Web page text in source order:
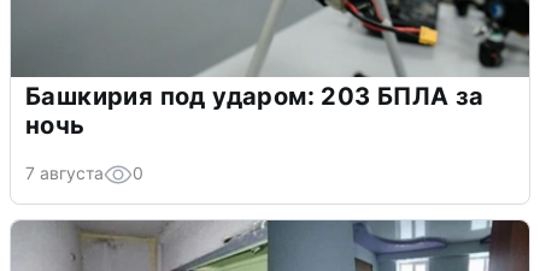
Башкирия под ударом: 203 БПЛА за
ночь
7 августа 0